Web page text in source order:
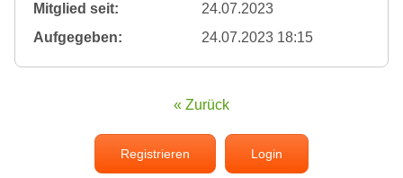
Mitglied seit:
24.07.2023
Aufgegeben:
24.07.2023 18:15
« Zurück
Registrieren Login